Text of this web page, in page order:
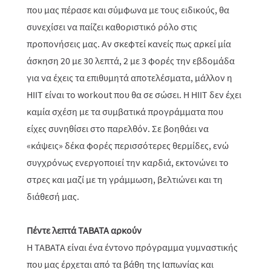
που μας πέρασε και σύμφωνα με τους ειδικούς, θα
συνεχίσει να παίζει καθοριστικό ρόλο στις
προπονήσεις μας. Αν σκεφτεί κανείς πως αρκεί μία
άσκηση 20 με 30 λεπτά, 2 με 3 φορές την εβδομάδα
για να έχεις τα επιθυμητά αποτελέσματα, μάλλον η
HIIT είναι το workout που θα σε σώσει. Η HIIT δεν έχει
καμία σχέση με τα συμβατικά προγράμματα που
είχες συνηθίσει στο παρελθόν. Σε βοηθάει να
«κάψεις» δέκα φορές περισσότερες θερμίδες, ενώ
συγχρόνως ενεργοποιεί την καρδιά, εκτονώνει το
στρες και μαζί με τη γράμμωση, βελτιώνει και τη
διάθεσή μας.
Πέντε λεπτά TABATA αρκούν
Η TABATA είναι ένα έντονο πρόγραμμα γυμναστικής
που μας έρχεται από τα βάθη της Ιαπωνίας και